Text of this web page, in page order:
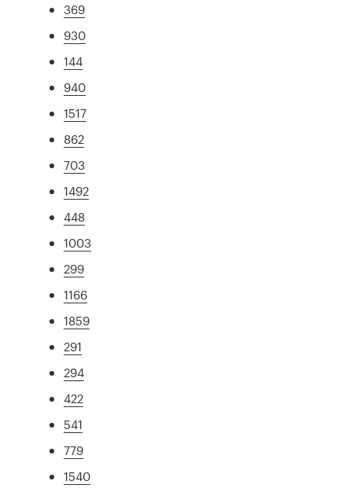
369
930
144
940
1517
862
703
1492
448
1003
299
1166
1859
291
294
422
541
779
1540